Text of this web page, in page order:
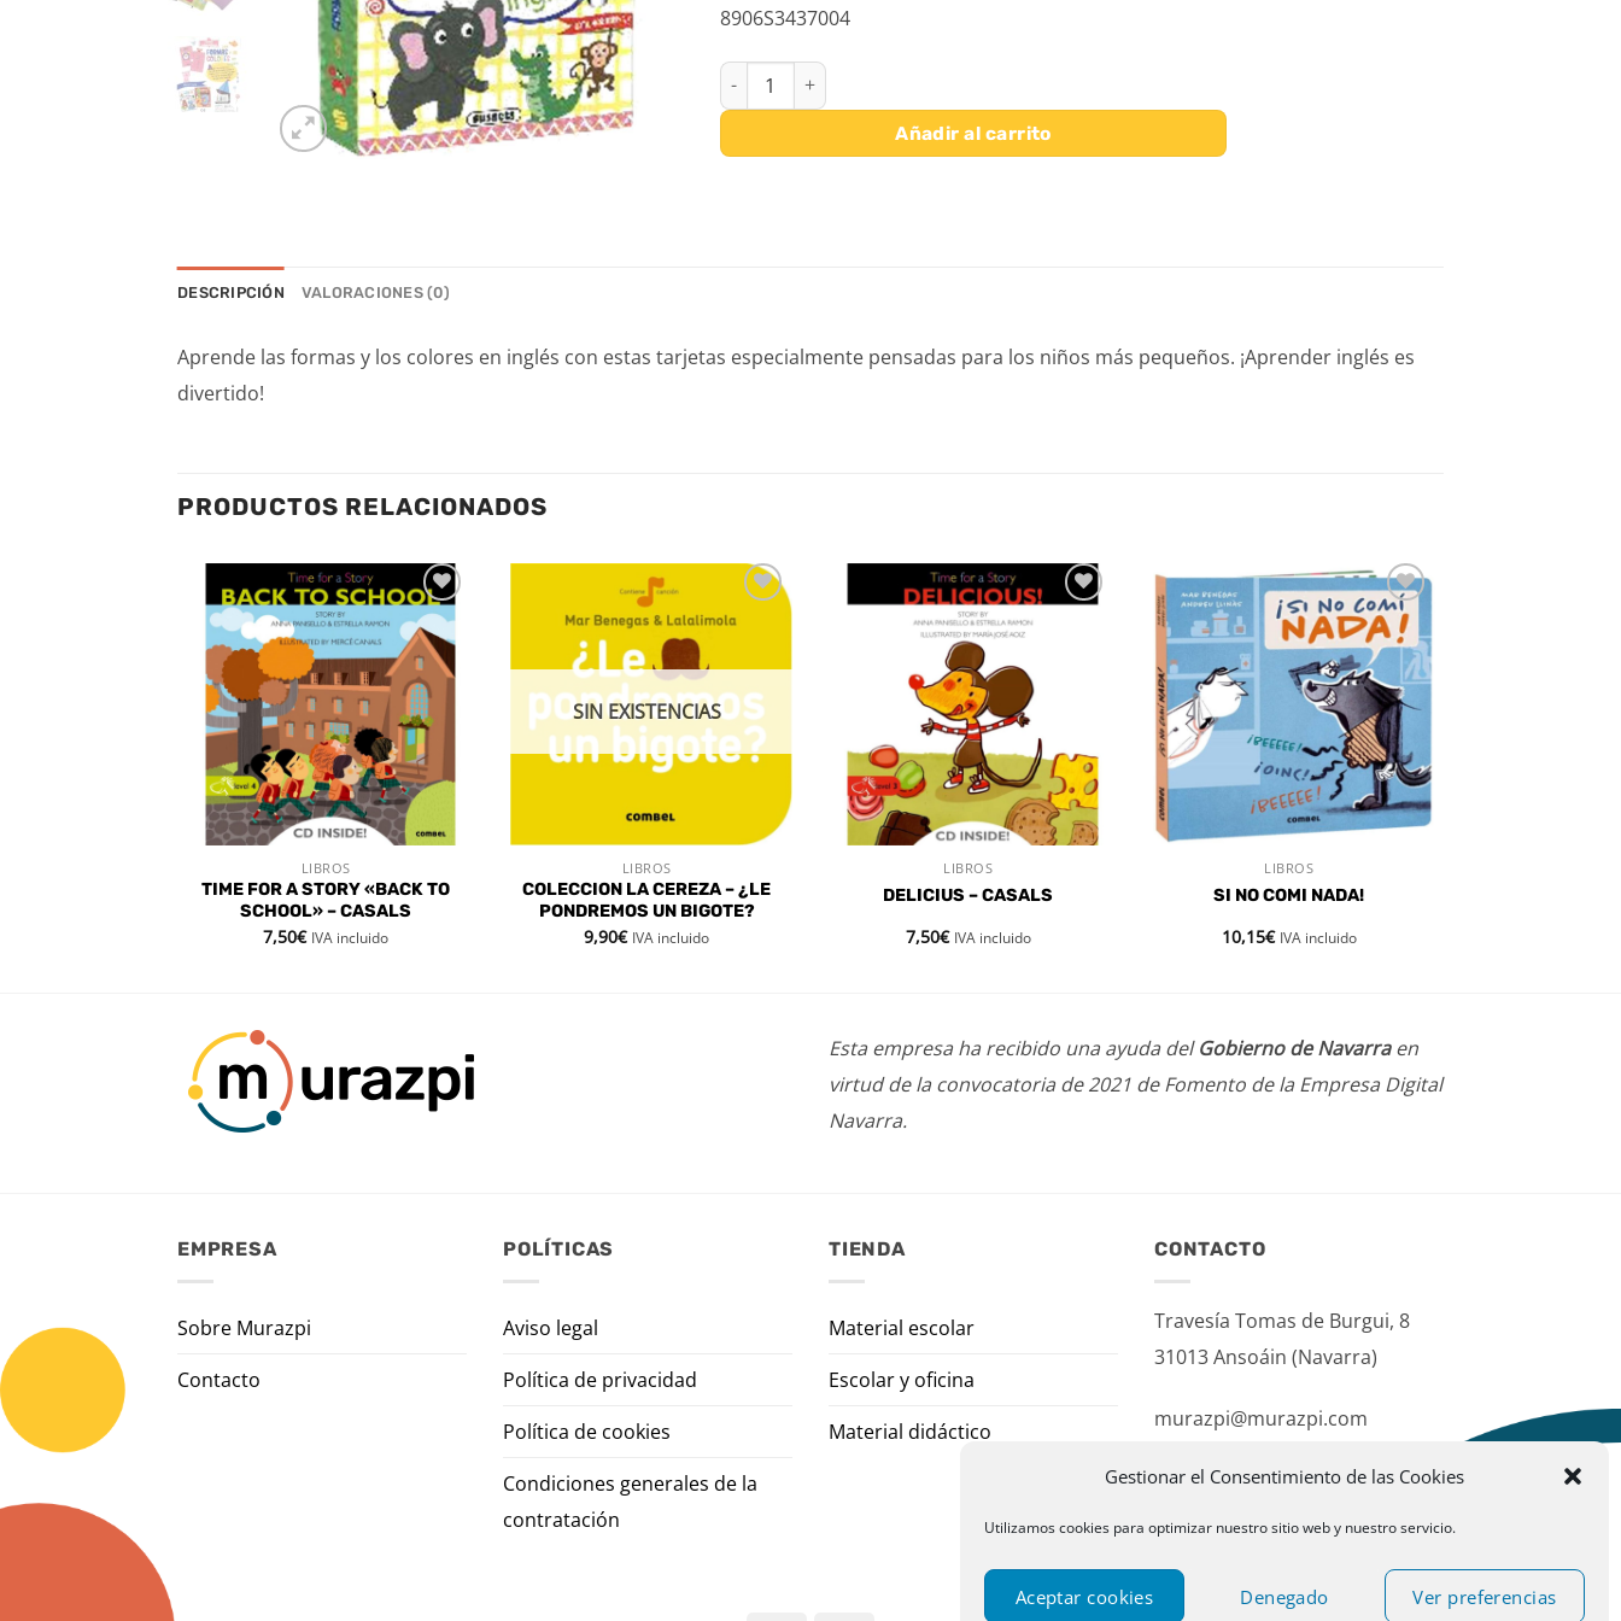
Gestionar el Consentimiento de las Cookies
Utilizamos cookies para optimizar nuestro sitio web y nuestro servicio.
Aceptar cookies Denegado Ver preferencias
8906S3437004
LAS FORMAS Y LOS COLORES EN INGLES cantidad
Añadir al carrito
DESCRIPCIÓN VALORACIONES (0)
Aprende las formas y los colores en inglés con estas tarjetas especialmente pensadas para los niños más pequeños. ¡Aprender inglés es
divertido!
PRODUCTOS RELACIONADOS
Añadir
a la
lista de
deseos
VISTA RÁPIDA
LIBROS
TIME FOR A STORY «BACK TO
SCHOOL» – CASALS
7,50€ IVA incluido
Añadir
deseos
VISTA RÁPIDA
SIN EXISTENCIAS
LIBROS
COLECCION LA CEREZA – ¿LE
PONDREMOS UN BIGOTE?
9,90€ IVA incluido
VISTA RÁPIDA
LIBROS
DELICIUS – CASALS
7,50€ IVA incluido
Añadir
a la
lista de
deseos
VISTA RÁPIDA
LIBROS
SI NO COMI NADA!
10,15€ IVA incluido
Esta empresa ha recibido una ayuda delGobierno de Navarraen
virtud de la convocatoria de 2021 de Fomento de la Empresa Digital
Navarra.
EMPRESA
Sobre Murazpi
Contacto
POLÍTICAS
Aviso legal
Política de privacidad
Política de cookies
Condiciones generales de la
contratación
TIENDA
Material escolar
Escolar y oficina
Material didáctico
CONTACTO
Travesía Tomas de Burgui, 8
31013 Ansoáin (Navarra)
murazpi@murazpi.com